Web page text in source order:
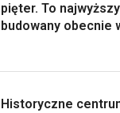
pięter. To
budowany obecnie
Historyczne